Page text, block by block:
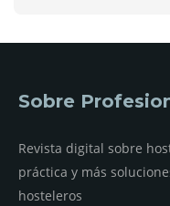
Sobre
Revista digital sobre
práctica y más
hosteleros